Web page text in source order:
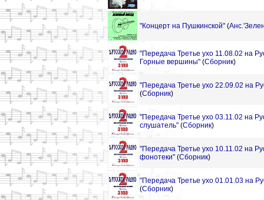
"Концерт на Пушкинской" (
"Передача Третье ухо 11.08.02 на
Горные вершины" (Сборник)
"Передача Третье ухо 22.09.02 на
(Сборник)
"Передача Третье ухо 03.11.02 на
слушатель" (Сборник)
"Передача Третье ухо 10.11.02 на
фонотеки" (Сборник)
"Передача Третье ухо 01.01.03 на
(Сборник)